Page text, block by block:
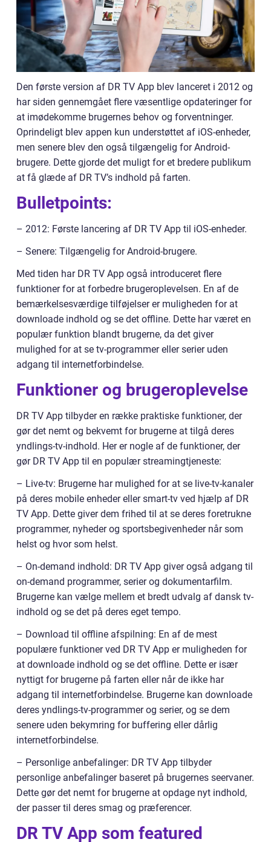
Den første version af DR TV App blev lanceret i 2012 og
har siden gennemgået flere væsentlige opdateringer for
at imødekomme brugernes behov og forventninger.
Oprindeligt blev appen kun understøttet af iOS-enheder,
men senere blev den også tilgængelig for Android-
brugere. Dette gjorde det muligt for et bredere publikum
at få glæde af DR TV’s indhold på farten.
Bulletpoints:
– 2012: Første lancering af DR TV App til iOS-enheder.
– Senere: Tilgængelig for Android-brugere.
Med tiden har DR TV App også introduceret flere
funktioner for at forbedre brugeroplevelsen. En af de
bemærkelsesværdige tilføjelser er muligheden for at
downloade indhold og se det offline. Dette har været en
populær funktion blandt brugerne, da det giver
mulighed for at se tv-programmer eller serier uden
adgang til internetforbindelse.
Funktioner og brugeroplevelse
DR TV App tilbyder en række praktiske funktioner, der
gør det nemt og bekvemt for brugerne at tilgå deres
yndlings-tv-indhold. Her er nogle af de funktioner, der
gør DR TV App til en populær streamingtjeneste:
– Live-tv: Brugerne har mulighed for at se live-tv-kanaler
på deres mobile enheder eller smart-tv ved hjælp af DR
TV App. Dette giver dem frihed til at se deres foretrukne
programmer, nyheder og sportsbegivenheder når som
helst og hvor som helst.
– On-demand indhold: DR TV App giver også adgang til
on-demand programmer, serier og dokumentarfilm.
Brugerne kan vælge mellem et bredt udvalg af dansk tv-
indhold og se det på deres eget tempo.
– Download til offline afspilning: En af de mest
populære funktioner ved DR TV App er muligheden for
at downloade indhold og se det offline. Dette er især
nyttigt for brugerne på farten eller når de ikke har
adgang til internetforbindelse. Brugerne kan downloade
deres yndlings-tv-programmer og serier, og se dem
senere uden bekymring for buffering eller dårlig
internetforbindelse.
– Personlige anbefalinger: DR TV App tilbyder
personlige anbefalinger baseret på brugernes seervaner.
Dette gør det nemt for brugerne at opdage nyt indhold,
der passer til deres smag og præferencer.
DR TV App som featured